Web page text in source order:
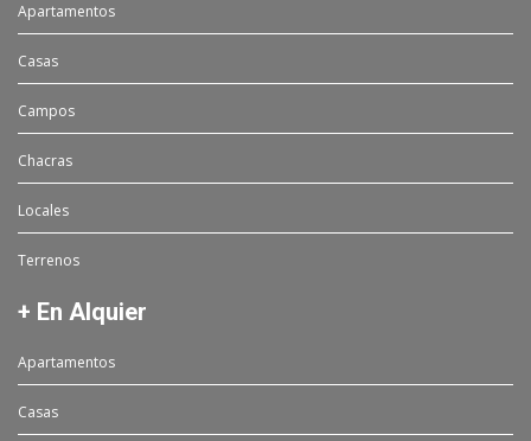
Apartamentos
Casas
Campos
Chacras
Locales
Terrenos
+ En Alquier
Apartamentos
Casas